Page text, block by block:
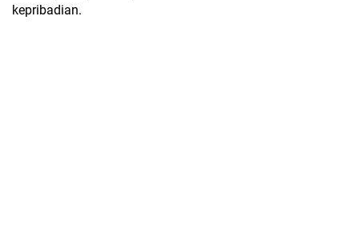
kepribadian.